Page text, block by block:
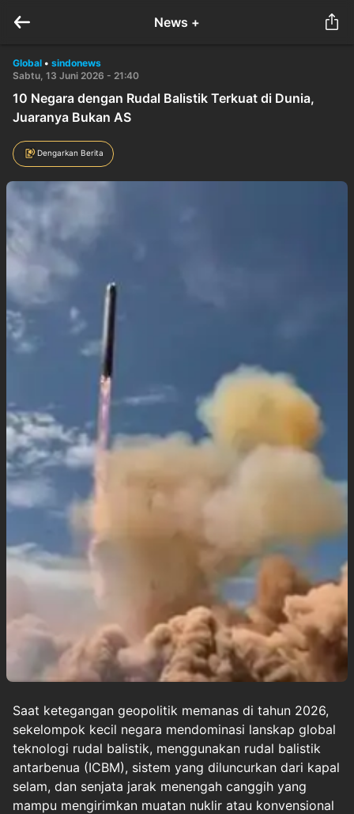
News +
Global • sindonews
Sabtu, 13 Juni 2026 - 21:40
10 Negara dengan Rudal Balistik Terkuat di Dunia,
Juaranya Bukan AS
Dengarkan Berita
Saat ketegangan geopolitik memanas di tahun 2026,
sekelompok kecil negara mendominasi lanskap global
teknologi rudal balistik, menggunakan rudal balistik
antarbenua (ICBM), sistem yang diluncurkan dari kapal
selam, dan senjata jarak menengah canggih yang
mampu mengirimkan muatan nuklir atau konvensional